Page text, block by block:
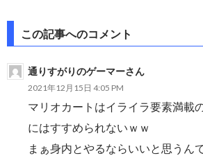
投
ナ
この記事へのコメント
通りすがりのゲーマーさん
2021年12月15日 4:05 PM
マリオカートはイライラ要素満載
にはすすめられないｗｗ
まぁ身内とやるならいいと思うん